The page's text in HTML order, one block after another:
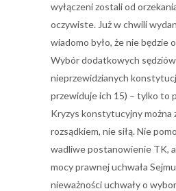
wyłączeni zostali od
oczywiste. Już w chwili
wiadomo było, że nie będzie
Wybór dodatkowych
nieprzewidzianych
przewiduje ich 15) – tylko to
Kryzys konstytucyjny można
rozsądkiem, nie siłą. Nie
wadliwe postanowienie TK,
mocy prawnej uchwała
nieważności uchwały o